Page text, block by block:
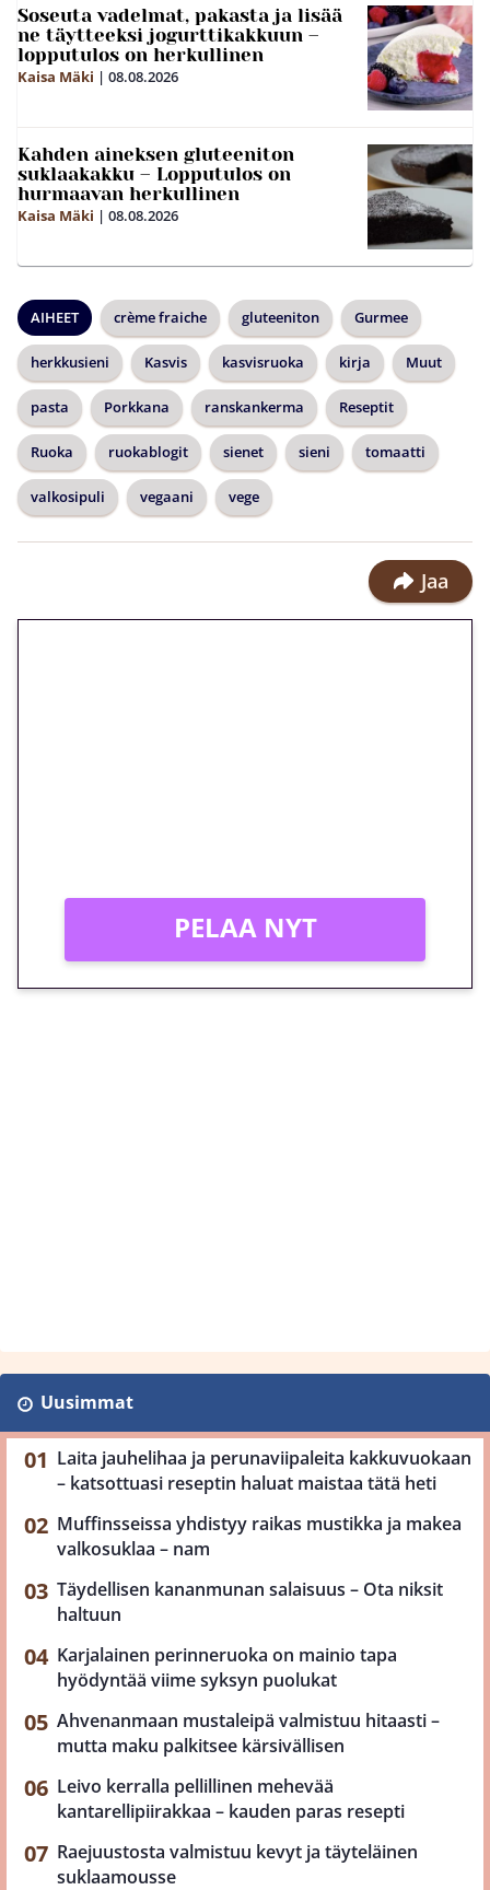
Soseuta vadelmat, pakasta ja lisää
ne täytteeksi jogurttikakkuun –
lopputulos on herkullinen
Kaisa Mäki | 08.08.2026
Kahden aineksen gluteeniton
suklaakakku – Lopputulos on
hurmaavan herkullinen
Kaisa Mäki | 08.08.2026
AIHEET crème fraiche gluteeniton Gurmee
herkkusieni Kasvis kasvisruoka kirja Muut
pasta Porkkana ranskankerma Reseptit
Ruoka ruokablogit sienet sieni tomaatti
valkosipuli vegaani vege
Jaa
PELAA NYT
Uusimmat
Laita jauhelihaa ja perunaviipaleita kakkuvuokaan
– katsottuasi reseptin haluat maistaa tätä heti
Muffinsseissa yhdistyy raikas mustikka ja makea
valkosuklaa – nam
Täydellisen kananmunan salaisuus – Ota niksit
haltuun
Karjalainen perinneruoka on mainio tapa
hyödyntää viime syksyn puolukat
Ahvenanmaan mustaleipä valmistuu hitaasti –
mutta maku palkitsee kärsivällisen
Leivo kerralla pellillinen mehevää
kantarellipiirakkaa – kauden paras resepti
Raejuustosta valmistuu kevyt ja täyteläinen
suklaamousse